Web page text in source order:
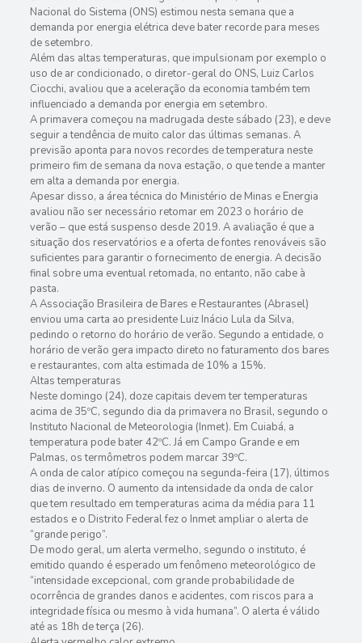
Nacional do Sistema (ONS) estimou nesta semana que a
demanda por energia elétrica deve bater recorde para meses
de setembro.
Além das altas temperaturas, que impulsionam por exemplo o
uso de ar condicionado, o diretor-geral do ONS, Luiz Carlos
Ciocchi, avaliou que a aceleração da economia também tem
influenciado a demanda por energia em setembro.
A primavera começou na madrugada deste sábado (23), e deve
seguir a tendência de muito calor das últimas semanas. A
previsão aponta para novos recordes de temperatura neste
primeiro fim de semana da nova estação, o que tende a manter
em alta a demanda por energia.
Apesar disso, a área técnica do Ministério de Minas e Energia
avaliou não ser necessário retomar em 2023 o horário de
verão – que está suspenso desde 2019. A avaliação é que a
situação dos reservatórios e a oferta de fontes renováveis são
suficientes para garantir o fornecimento de energia. A decisão
final sobre uma eventual retomada, no entanto, não cabe à
pasta.
A Associação Brasileira de Bares e Restaurantes (Abrasel)
enviou uma carta ao presidente Luiz Inácio Lula da Silva,
pedindo o retorno do horário de verão. Segundo a entidade, o
horário de verão gera impacto direto no faturamento dos bares
e restaurantes, com alta estimada de 10% a 15%.
Altas temperaturas
Neste domingo (24), doze capitais devem ter temperaturas
acima de 35ºC, segundo dia da primavera no Brasil, segundo o
Instituto Nacional de Meteorologia (Inmet). Em Cuiabá, a
temperatura pode bater 42ºC. Já em Campo Grande e em
Palmas, os termômetros podem marcar 39ºC.
A onda de calor atípico começou na segunda-feira (17), últimos
dias de inverno. O aumento da intensidade da onda de calor
que tem resultado em temperaturas acima da média para 11
estados e o Distrito Federal fez o Inmet ampliar o alerta de
“grande perigo”.
De modo geral, um alerta vermelho, segundo o instituto, é
emitido quando é esperado um fenômeno meteorológico de
“intensidade excepcional, com grande probabilidade de
ocorrência de grandes danos e acidentes, com riscos para a
integridade física ou mesmo à vida humana”. O alerta é válido
até as 18h de terça (26).